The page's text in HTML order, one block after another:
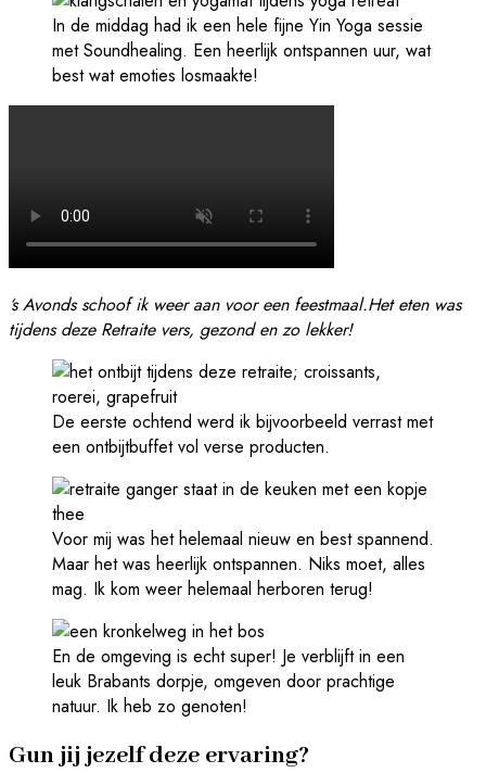
In de middag had ik een hele fijne Yin Yoga sessie
met Soundhealing. Een heerlijk ontspannen uur, wat
best wat emoties losmaakte!
‘s Avonds schoof ik weer aan voor een feestmaal.Het eten was
tijdens deze Retraite vers, gezond en zo lekker!
De eerste ochtend werd ik bijvoorbeeld verrast met
een ontbijtbuffet vol verse producten.
Voor mij was het helemaal nieuw en best spannend.
Maar het was heerlijk ontspannen. Niks moet, alles
mag. Ik kom weer helemaal herboren terug!
En de omgeving is echt super! Je verblijft in een
leuk Brabants dorpje, omgeven door prachtige
natuur. Ik heb zo genoten!
Gun jij jezelf deze ervaring?